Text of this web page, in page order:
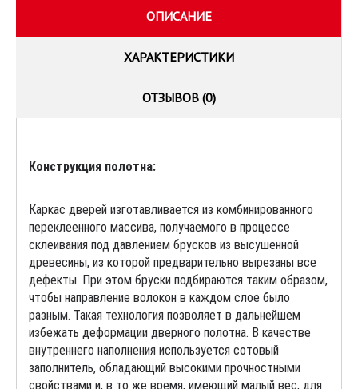
ОПИСАНИЕ
ХАРАКТЕРИСТИКИ
ОТЗЫВОВ (0)
Конструкция полотна:
Каркас дверей изготавливается из комбинированного
переклеенного массива, получаемого в процессе
склеивания под давлением брусков из высушенной
древесины, из которой предварительно вырезаны все
дефекты. При этом бруски подбираются таким образом,
чтобы направление волокон в каждом слое было
разным. Такая технология позволяет в дальнейшем
избежать деформации дверного полотна. В качестве
внутреннего наполнения используется сотовый
заполнитель, обладающий высокими прочностными
свойствами и, в то же время, имеющий малый вес, для